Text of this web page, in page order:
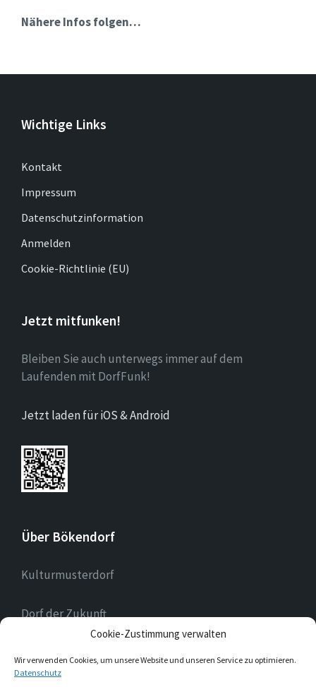
Cookie-Zustimmung verwalten
Wir verwenden Cookies, um unsere Website und unseren Service zu optimieren.
Datenschutz
Nähere Infos folgen…
Wichtige Links
Kontakt
Impressum
Datenschutzinformation
Anmelden
Cookie-Richtlinie (EU)
Jetzt mitfunken!
Bleiben Sie auch unterwegs immer auf dem
Laufenden mit DorfFunk!
Jetzt laden für iOS & Android
Über Bökendorf
Kulturmusterdorf
Dorf der Zukunft